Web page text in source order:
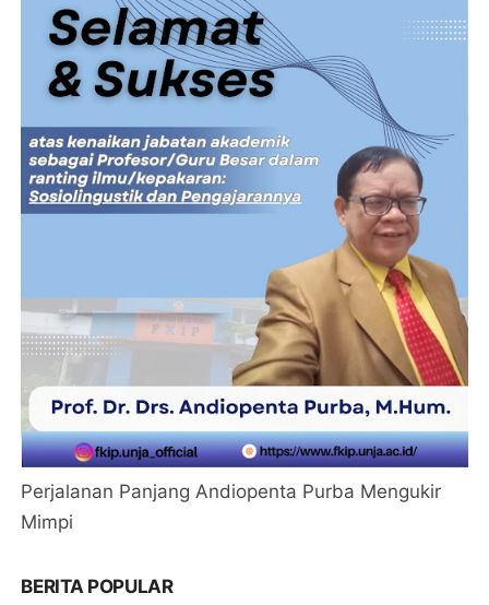
Perjalanan Panjang Andiopenta Purba Mengukir
Mimpi
BERITA POPULAR